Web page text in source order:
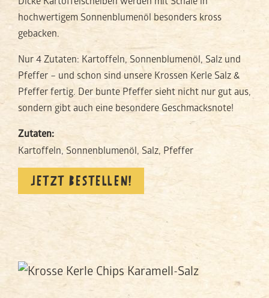
hochwertigem Sonnenblumenöl besonders kross
gebacken.
Nur 4 Zutaten: Kartoffeln, Sonnenblumenöl, Salz und
Pfeffer – und schon sind unsere Krossen Kerle Salz &
Pfeffer fertig. Der bunte Pfeffer sieht nicht nur gut aus,
sondern gibt auch eine besondere Geschmacksnote!
Zutaten:
Kartoffeln, Sonnenblumenöl, Salz, Pfeffer
JETZT BESTELLEN!